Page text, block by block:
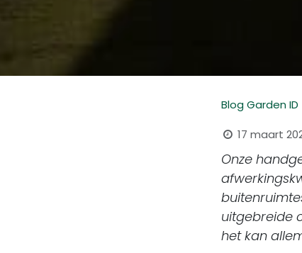
Blog Garden ID
17 maart
Onze
uitgebreide
het kan